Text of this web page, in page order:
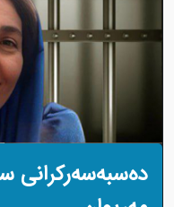
دەسبەسەرکرانی